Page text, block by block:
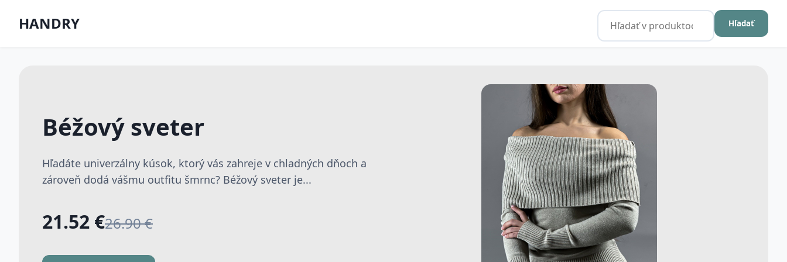
HANDRY Hľadať
Béžový sveter
Hľadáte univerzálny kúsok, ktorý vás zahreje v chladných dňoch a
zároveň dodá vášmu outfitu šmrnc? Béžový sveter je...
21.52 €26.90 €